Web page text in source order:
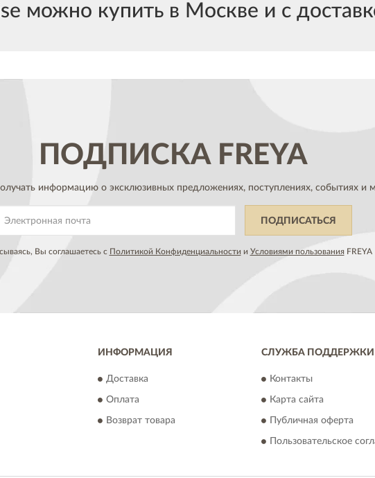
можно купить в Москве и с
ПОДПИСКАFREYA
информацию о эксклюзивных предложениях,поступлениях, событиях и
ПОДПИСАТЬСЯ
Вы соглашаетесь с Политикой Конфиденциальности и Условиями пользованияFREYA
ИНФОРМАЦИЯ
Доставка
Оплата
Возврат товара
СЛУЖБА ПОДДЕРЖКИ
Контакты
Карта сайта
Публичная оферта
Пользовательское